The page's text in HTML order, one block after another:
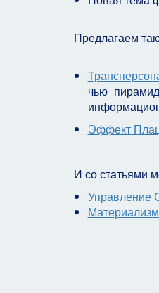
Предлагаем
чью
Эффект
И со статьями
Управление